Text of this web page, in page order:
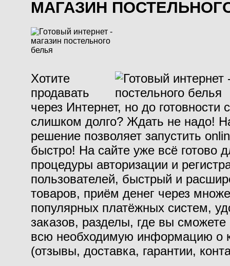
МАГАЗИН
Хотите
продавать
через Интернет, но до готовности
слишком долго? Ждать не надо!
решение позволяет запустить
быстро! На сайте уже всё готово
процедуры авторизации и
пользователей, быстрый и
товаров, приём денег через
популярных платёжных систем,
заказов, разделы, где вы сможете
всю необходимую информацию о
(отзывы, доставка, гарантии,